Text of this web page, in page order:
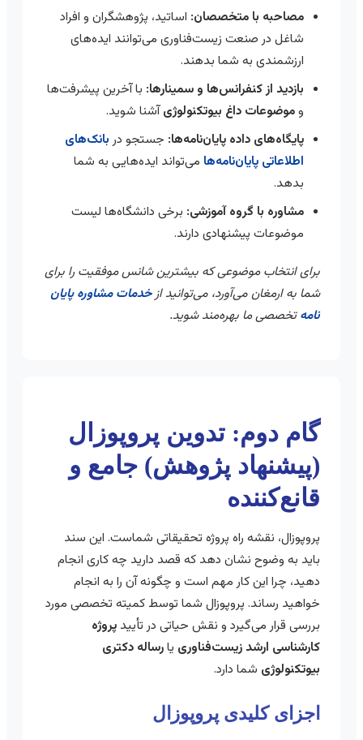
مصاحبه با متخصصان:اساتید، پژوهشگران و افراد
شاغل در صنعت زیست‌فناوری می‌توانند ایده‌های
ارزشمندی به شما بدهند.
بازدید از کنفرانس‌ها و سمینارها:با آخرین پیشرفت‌ها
موضوعات داغ بیوتکنولوژیآشنا شوید.
پایگاه‌های داده پایان‌نامه‌ها:جستجو دربانک‌های
اطلاعاتی پایان‌نامه‌هامی‌تواند ایده‌هایی به شما
بدهد.
مشاوره با گروه آموزشی:برخی دانشگاه‌ها لیست
موضوعات پیشنهادی دارند.
برای انتخاب موضوعی که بیشترین شانس موفقیت را برای
شما به ارمغان می‌آورد، می‌توانید ازخدمات مشاوره پایان
تخصصی ما بهره‌مند شوید.
گام دوم: تدوین پروپوزال
(پیشنهاد پژوهش) جامع و
قانع‌کننده
پروپوزال، نقشه راه پروژه تحقیقاتی شماست. این سند
باید به وضوح نشان دهد که قصد دارید چه کاری انجام
دهید، چرا این کار مهم است و چگونه آن را به انجام
خواهید رساند. پروپوزال شما توسط کمیته تخصصی مورد
بررسی قرار می‌گیرد و نقش حیاتی در تأیید پروژه
کارشناسی ارشد زیست‌فناورییارساله دکتری
بیوتکنولوژیشما دارد.
اجزای کلیدی پروپوزال